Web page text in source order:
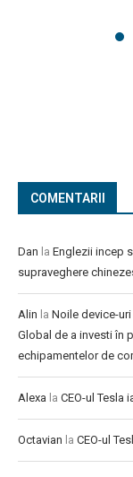
COMENTARII
Dan la Englezii incep
supraveghere
Alin la Noile device-
Global de a investi în
echipamentelor de
Alexa la CEO-ul Tesla
Octavian la CEO-ul